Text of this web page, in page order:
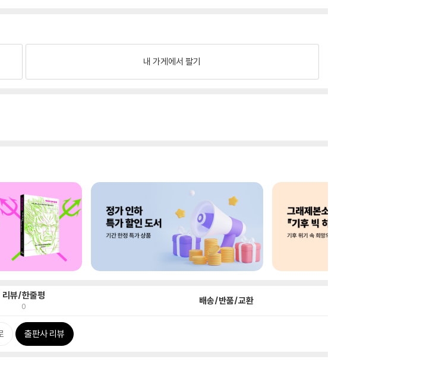
내 가게에서 팔기
리뷰/한줄평
0 배송/반품/교환
출판사 리뷰